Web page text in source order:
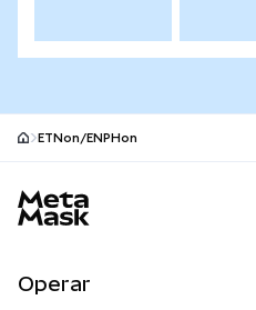
ETNon/ENPHon
Operar